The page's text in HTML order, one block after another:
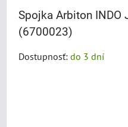
Spojka Arbiton INDO
(6700023)
Dostupnosť: do 3 dní